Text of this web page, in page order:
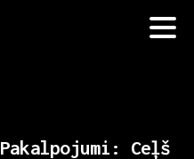
Pakalpojumi:
Ceļš